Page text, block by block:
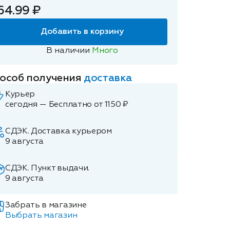
₽
Добавить в корзину
В наличии Много
получения доставка
Курьер
сегодня — Бесплатно от 1150 ₽
СДЭК. Доставка курьером
9 августа
СДЭК. Пункт выдачи.
9 августа
Забрать в магазине
Выбрать магазин